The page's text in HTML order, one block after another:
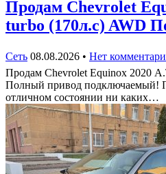
Продам Chevrolet
turbo (170л.с) AWD
Сеть 08.08.2026 • Нет
Продам Chevrolet Equinox 2020
Полный привод подключаемый!
отличном состоянии ни каких…